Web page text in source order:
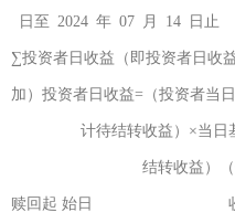
日至 2024 年 07 月
∑投资者日收益（即投资者
加）投资者日收益=（投资
计待结转收益）×当日基金
结转收益）（保留到
赎回起 始日 收益支付